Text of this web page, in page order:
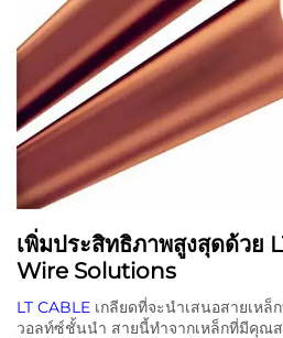
เพิ่มประสิทธิภาพสูงสุดด้วย
Wire Solutions
LT CABLE เกลียดที่จะนําเสนอสายเห
วอลท์ซ์ชั้นนํา สายนี้ทําจากเหล็กที่มีคุณ